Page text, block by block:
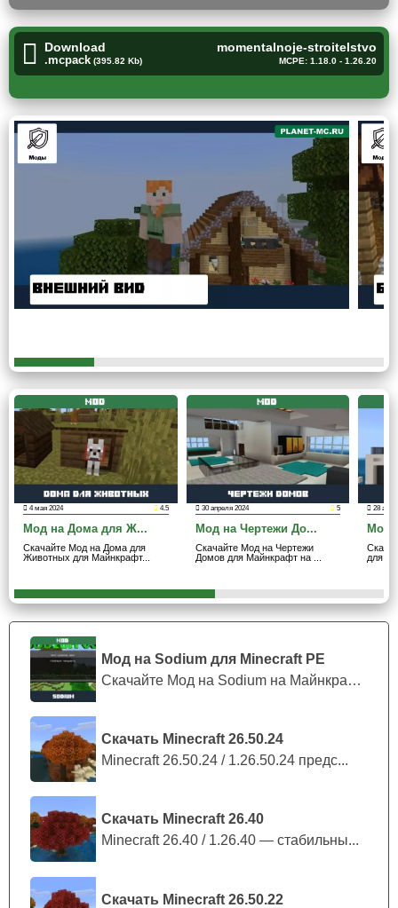
Мод на Sodium для Minecraft PE
Скачайте Мод на Sodium на Майнкрафт П...
Скачать Minecraft 26.50.24
Minecraft 26.50.24 / 1.26.50.24 предс...
Скачать Minecraft 26.40
Minecraft 26.40 / 1.26.40 — стабильны...
Скачать Minecraft 26.50.22
разработчик дополнения.
Один клик
Следующий мод предназначен для тех, кто находится в
поисках еще гораздо более усовершенствованных
готовых построек в блочном мире Minecraft PE.
после введения команды /function House,
крафтерам предоставится довольно большой и
вместительный деревянный домна несколько
человек.
House2.
Моментальное строительство
Завершает данный список модов на готовые постройки
дополнение в Майнкрафт ПЕ, которое включает
очередную серию отличного жилья без особого труда.
Для ознакомления со всеми вариантами, стоит
Примечательно то, что игроки могут не останавливаться
только на одном варианте. А пользоваться всеми
услугами аддона.
Download
.mcpack(395.82 Kb)
momentalnoje-stroitelstvo
MCPE: 1.18.0 - 1.26.20
4 мая 2024 4.5
Мод на Дома для Ж...
Скачайте Мод на Дома для
Животных для Майнкрафт...
30 апреля 2024 5
Мод на Чертежи До...
Скачайте Мод на Чертежи
Домов для Майнкрафт на ...
28
Мод
для